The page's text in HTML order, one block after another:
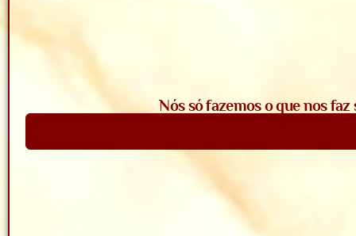
Nós só fazemos o que nos